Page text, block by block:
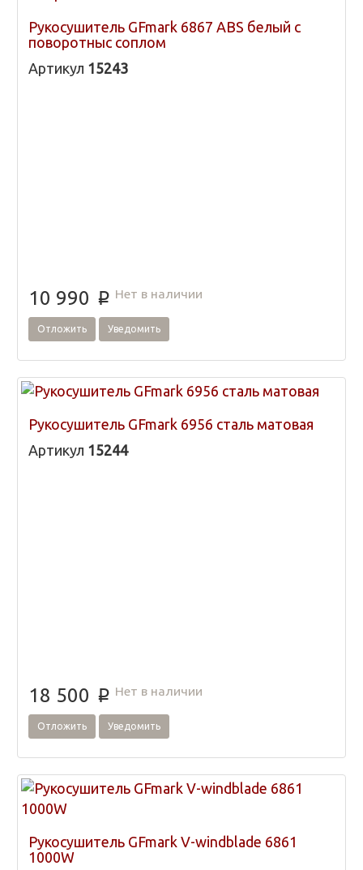
Рукосушитель GFmark 6867 ABS белый с
поворотныс соплом
Артикул 15243
10 990 p Нет в наличии
Отложить Уведомить
Рукосушитель GFmark 6956 сталь матовая
Артикул 15244
18 500 p Нет в наличии
Отложить Уведомить
Рукосушитель GFmark V-windblade 6861
1000W